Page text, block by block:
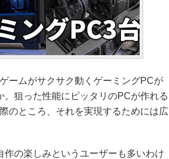
ームがサクサク動くゲーミングPCが
狙った性能にピッタリのPCが作れる
のところ、それを実現するためには広
の楽しみというユーザーも多いわけ